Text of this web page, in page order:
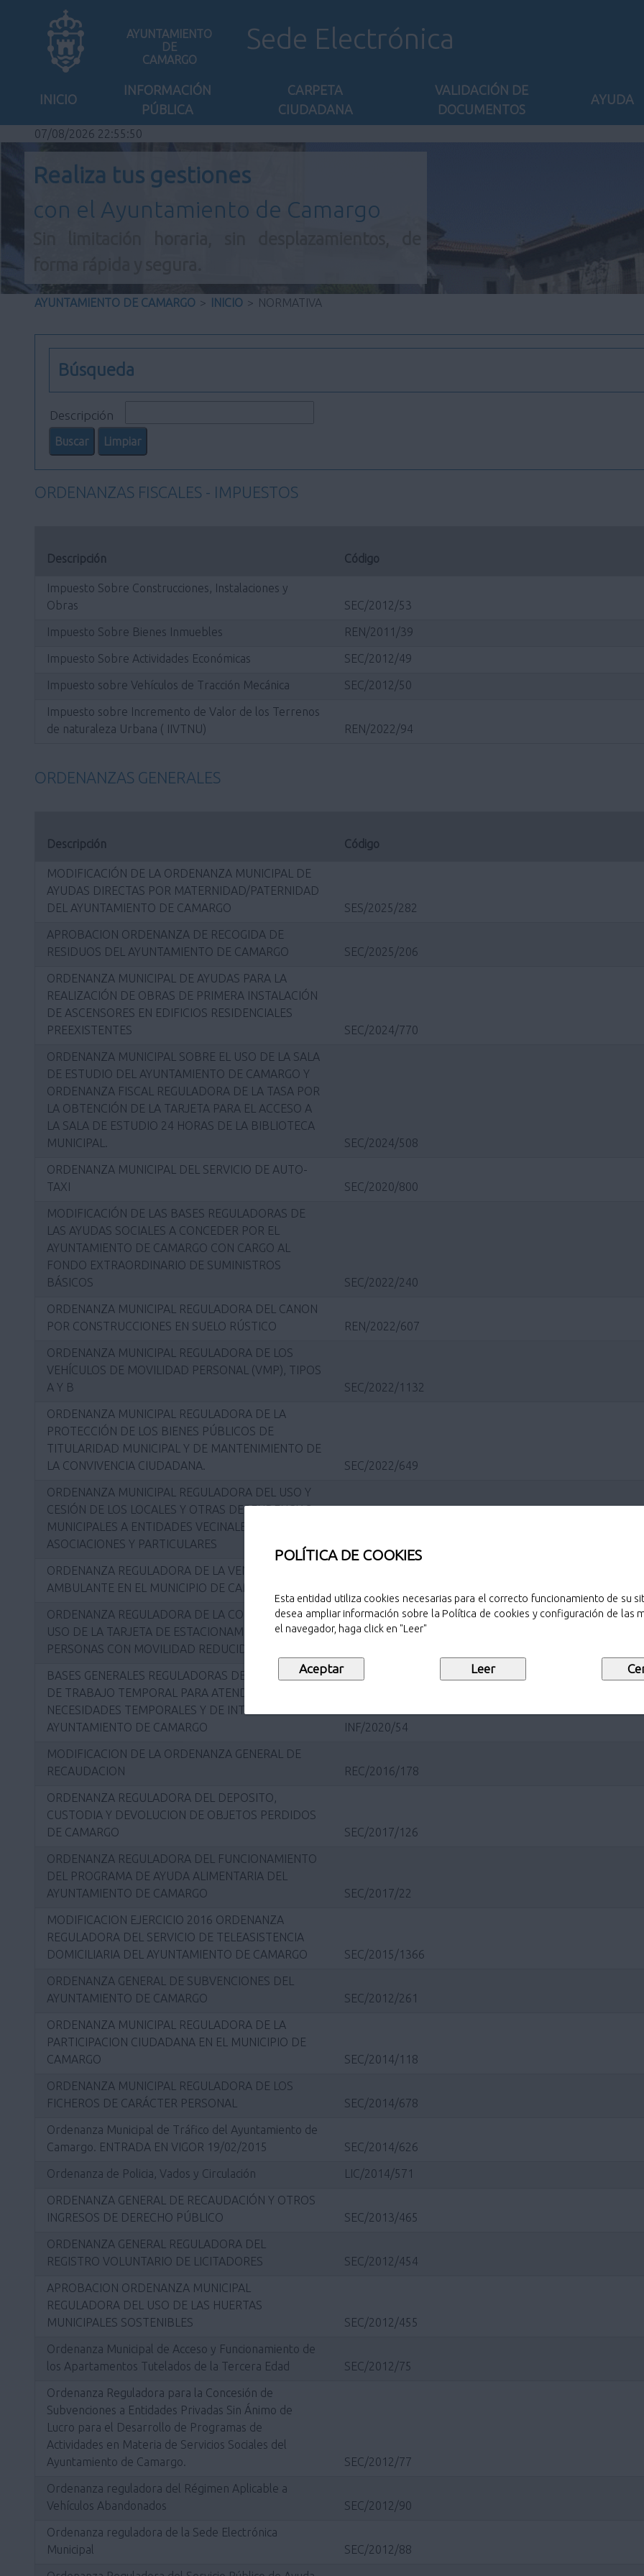
POLÍTICA DE COOKIES
Esta entidad utiliza cookies necesarias para el correcto funcionamiento de su
desea ampliar información sobre la Política de cookies y configuración de las
el navegador, haga click en "Leer"
AYUNTAMIENTO
DE
CAMARGO
Sede Electrónica
INICIO
INFORMACIÓN
PÚBLICA
CARPETA
CIUDADANA
VALIDACIÓN DE
DOCUMENTOS
AYUDA
07/08/2026 22:55:51
Realiza tus gestiones
con el Ayuntamiento de Camargo
AYUNTAMIENTO DE CAMARGO > INICIO > NORMATIVA
Búsqueda
Descripción
ORDENANZAS FISCALES - IMPUESTOS
Descripción Código
Impuesto Sobre Construcciones, Instalaciones y
Obras
SEC/2012/53
Impuesto Sobre Bienes Inmuebles REN/2011/39
Impuesto Sobre Actividades Económicas SEC/2012/49
Impuesto sobre Vehículos de Tracción Mecánica SEC/2012/50
Impuesto sobre Incremento de Valor de los Terrenos
de naturaleza Urbana ( IIVTNU)
REN/2022/94
ORDENANZAS GENERALES
Descripción Código
MODIFICACIÓN DE LA ORDENANZA MUNICIPAL DE
AYUDAS DIRECTAS POR MATERNIDAD/PATERNIDAD
DEL AYUNTAMIENTO DE CAMARGO
SES/2025/282
APROBACION ORDENANZA DE RECOGIDA DE
RESIDUOS DEL AYUNTAMIENTO DE CAMARGO
SEC/2025/206
ORDENANZA MUNICIPAL DE AYUDAS PARA LA
REALIZACIÓN DE OBRAS DE PRIMERA INSTALACIÓN
DE ASCENSORES EN EDIFICIOS RESIDENCIALES
PREEXISTENTES
SEC/2024/770
ORDENANZA MUNICIPAL SOBRE EL USO DE LA SALA
DE ESTUDIO DEL AYUNTAMIENTO DE CAMARGO Y
ORDENANZA FISCAL REGULADORA DE LA TASA POR
LA OBTENCIÓN DE LA TARJETA PARA EL ACCESO A
LA SALA DE ESTUDIO 24 HORAS DE LA BIBLIOTECA
MUNICIPAL.
SEC/2024/508
ORDENANZA MUNICIPAL DEL SERVICIO DE AUTO-
TAXI
SEC/2020/800
MODIFICACIÓN DE LAS BASES REGULADORAS DE
LAS AYUDAS SOCIALES A CONCEDER POR EL
AYUNTAMIENTO DE CAMARGO CON CARGO AL
FONDO EXTRAORDINARIO DE SUMINISTROS
BÁSICOS
SEC/2022/240
ORDENANZA MUNICIPAL REGULADORA DEL CANON
POR CONSTRUCCIONES EN SUELO RÚSTICO
REN/2022/607
ORDENANZA MUNICIPAL REGULADORA DE LOS
VEHÍCULOS DE MOVILIDAD PERSONAL (VMP), TIPOS
A Y B
SEC/2022/1132
ORDENANZA MUNICIPAL REGULADORA DE LA
PROTECCIÓN DE LOS BIENES PÚBLICOS DE
TITULARIDAD MUNICIPAL Y DE MANTENIMIENTO DE
LA CONVIVENCIA CIUDADANA.
SEC/2022/649
ORDENANZA MUNICIPAL REGULADORA DEL USO Y
CESIÓN DE LOS LOCALES Y OTRAS DEPENDENCIAS
MUNICIPALES A ENTIDADES VECINALES,
ASOCIACIONES Y PARTICULARES
ORDENANZA REGULADORA DE LA VENTA
AMBULANTE EN EL MUNICIPIO DE CAMARGO
ORDENANZA REGULADORA DE LA CONCESIÓN Y
USO DE LA TARJETA DE ESTACIONAMIENTO PARA
PERSONAS CON MOVILIDAD REDUCIDA.
BASES GENERALES REGULADORAS DE LAS BOLSA
DE TRABAJO TEMPORAL PARA ATENDER LAS
NECESIDADES TEMPORALES Y DE INTERINIDAD DEL
AYUNTAMIENTO DE CAMARGO
INF/2020/54
MODIFICACION DE LA ORDENANZA GENERAL DE
RECAUDACION
REC/2016/178
ORDENANZA REGULADORA DEL DEPOSITO,
CUSTODIA Y DEVOLUCION DE OBJETOS PERDIDOS
DE CAMARGO
SEC/2017/126
ORDENANZA REGULADORA DEL FUNCIONAMIENTO
DEL PROGRAMA DE AYUDA ALIMENTARIA DEL
AYUNTAMIENTO DE CAMARGO
SEC/2017/22
MODIFICACION EJERCICIO 2016 ORDENANZA
REGULADORA DEL SERVICIO DE TELEASISTENCIA
DOMICILIARIA DEL AYUNTAMIENTO DE CAMARGO
SEC/2015/1366
ORDENANZA GENERAL DE SUBVENCIONES DEL
AYUNTAMIENTO DE CAMARGO
SEC/2012/261
ORDENANZA MUNICIPAL REGULADORA DE LA
PARTICIPACION CIUDADANA EN EL MUNICIPIO DE
CAMARGO
SEC/2014/118
ORDENANZA MUNICIPAL REGULADORA DE LOS
FICHEROS DE CARÁCTER PERSONAL
SEC/2014/678
Ordenanza Municipal de Tráfico del Ayuntamiento de
Camargo. ENTRADA EN VIGOR 19/02/2015
SEC/2014/626
Ordenanza de Policia, Vados y Circulación LIC/2014/571
ORDENANZA GENERAL DE RECAUDACIÓN Y OTROS
INGRESOS DE DERECHO PÚBLICO
SEC/2013/465
ORDENANZA GENERAL REGULADORA DEL
REGISTRO VOLUNTARIO DE LICITADORES
SEC/2012/454
APROBACION ORDENANZA MUNICIPAL
REGULADORA DEL USO DE LAS HUERTAS
MUNICIPALES SOSTENIBLES
SEC/2012/455
Ordenanza Municipal de Acceso y Funcionamiento de
los Apartamentos Tutelados de la Tercera Edad
SEC/2012/75
Ordenanza Reguladora para la Concesión de
Subvenciones a Entidades Privadas Sin Ánimo de
Lucro para el Desarrollo de Programas de
Actividades en Materia de Servicios Sociales del
Ayuntamiento de Camargo.
SEC/2012/77
Ordenanza reguladora del Régimen Aplicable a
Vehículos Abandonados
SEC/2012/90
Ordenanza reguladora de la Sede Electrónica
Municipal
SEC/2012/88